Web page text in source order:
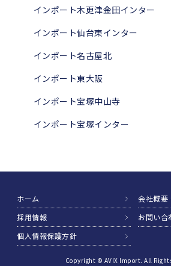
インポート木更津金田インター
インポート仙台東インター
インポート名古屋北
インポート東大阪
インポート宝塚中山寺
インポート宝塚インター
ホーム
会社概要
採用情報
お問い合
個人情報保護方針
Copyright © AVIX Import. All